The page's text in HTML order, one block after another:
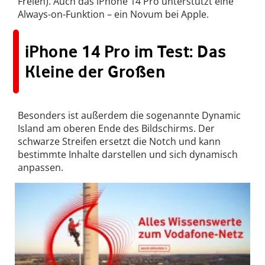
Always-on-Funktion – ein Novum bei Apple.
iPhone 14 Pro im Test: Das
Kleine der Großen
Besonders ist außerdem die sogenannte Dynamic
Island am oberen Ende des Bildschirms. Der
schwarze Streifen ersetzt die Notch und kann
bestimmte Inhalte darstellen und sich dynamisch
anpassen.